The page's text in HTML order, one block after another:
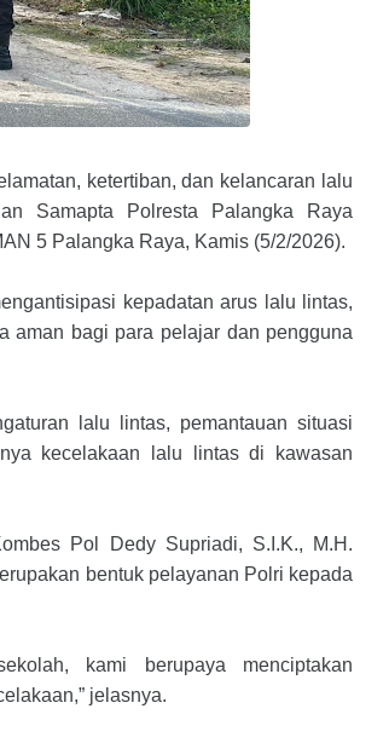
ketertiban, dan kelancaran lalu
Samapta Polresta Palangka Raya
5 Palangka Raya, Kamis (5/2/2026).
kepadatan arus lalu lintas,
aman bagi para pelajar dan pengguna
lalu lintas, pemantauan situasi
kecelakaan lalu lintas di kawasan
Pol Dedy Supriadi, S.I.K., M.H.
bentuk pelayanan Polri kepada
kami berupaya menciptakan
jelasnya.